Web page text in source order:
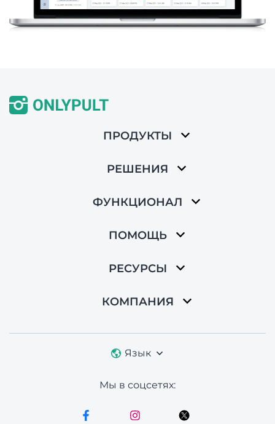
ПРОДУКТЫ
РЕШЕНИЯ
ФУНКЦИОНАЛ
ПОМОЩЬ
РЕСУРСЫ
КОМПАНИЯ
Язык
Мы в соцсетях: